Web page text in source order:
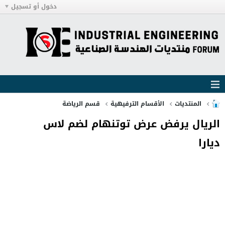
دخول أو تسجيل
المنتديات الأقسام الترفيهية قسم الرياضة
الريال يرفض عرض توتنهام لضم لاس
ديارا